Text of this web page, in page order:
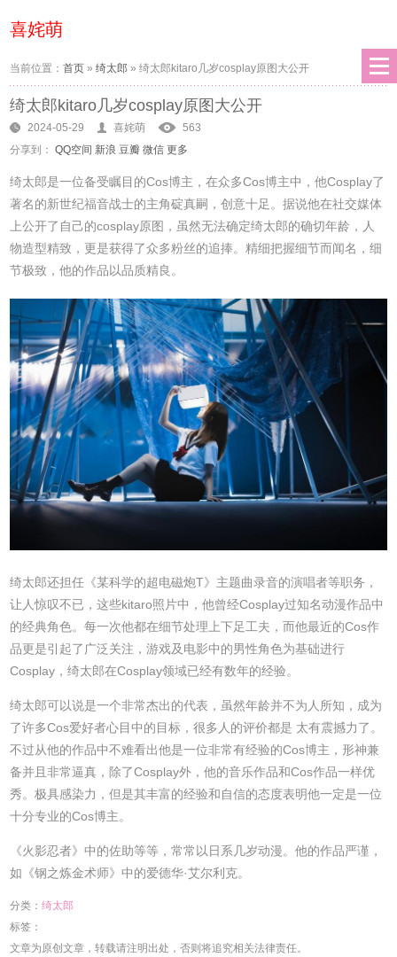
喜姹萌
当前位置：首页 »绮太郎 »绮太郎kitaro几岁cosplay原图大公开
绮太郎kitaro几岁cosplay原图大公开
2024-05-29 喜姹萌
563
分享到： QQ空间 新浪 豆瓣 微信 更多
绮太郎是一位备受瞩目的Cos博主，在众多Cos博主中，他Cosplay了
著名的新世纪福音战士的主角碇真嗣，创意十足。据说他在社交媒体
上公开了自己的cosplay原图，虽然无法确定绮太郎的确切年龄，人
物造型精致，更是获得了众多粉丝的追捧。精细把握细节而闻名，细
节极致，他的作品以品质精良。
绮太郎还担任《某科学的超电磁炮T》主题曲录音的演唱者等职务，
让人惊叹不已，这些kitaro照片中，他曾经Cosplay过知名动漫作品中
的经典角色。每一次他都在细节处理上下足工夫，而他最近的Cos作
品更是引起了广泛关注，游戏及电影中的男性角色为基础进行
Cosplay，绮太郎在Cosplay领域已经有数年的经验。
绮太郎可以说是一个非常杰出的代表，虽然年龄并不为人所知，成为
了许多Cos爱好者心目中的目标，很多人的评价都是 太有震撼力了。
不过从他的作品中不难看出他是一位非常有经验的Cos博主，形神兼
备并且非常逼真，除了Cosplay外，他的音乐作品和Cos作品一样优
秀。极具感染力，但是其丰富的经验和自信的态度表明他一定是一位
十分专业的Cos博主。
《火影忍者》中的佐助等等，常常以日系几岁动漫。他的作品严谨，
如《钢之炼金术师》中的爱德华·艾尔利克。
分类：绮太郎
标签：
文章为原创文章，转载请注明出处，否则将追究相关法律责任。